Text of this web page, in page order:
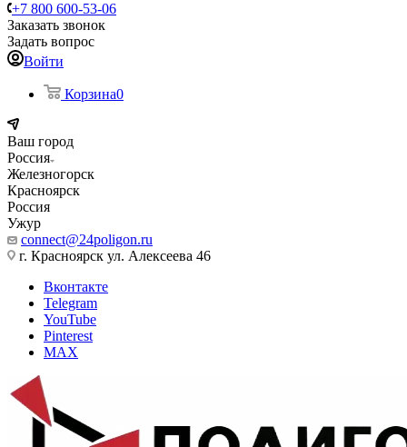
+7 800 600-53-06
Заказать звонок
Задать вопрос
Войти
Корзина0
Ваш город
Россия
Железногорск
Красноярск
Россия
Ужур
connect@24poligon.ru
г. Красноярск ул. Алексеева 46
Вконтакте
Telegram
YouTube
Pinterest
MAX